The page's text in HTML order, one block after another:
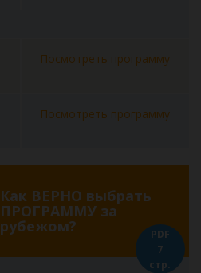
Посмотреть программу
Посмотреть программу
Как ВЕРНО выбрать
ПРОГРАММУ за
рубежом?
PDF
7
стр.